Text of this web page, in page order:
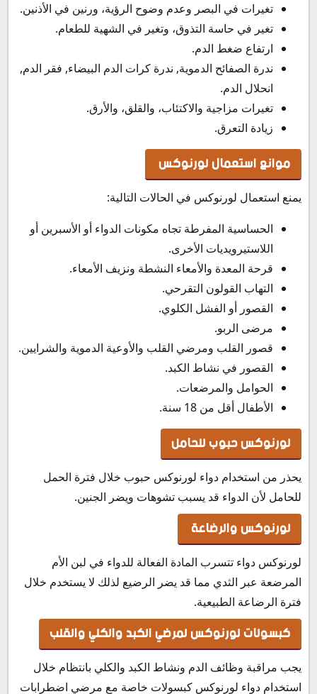
تغيرات في البصر وعدم وضوح الرؤية، ورنين في الأذنين.
تغير في حاسة التذوق، وتغير في الشهية للطعام.
ارتفاع ضغط الدم.
ندرة الصفائح الدموية, ندرة كرات الدم البيضاء, فقر الدم,
انحلال الدم.
تغيرات مزاجية والاكتئاب، والقلق، والأرق.
زيادة التعرق.
موانع استعمال لورنوكس
يمنع استعمال لورنوكس في الحالات التالية:
الحساسية المفرطة تجاه مكونات الدواء أو الأسبرين أو
اللاستيرويديات الأخرى.
قرحة المعدة والأمعاء النشطة ونزيف الأمعاء.
التهاب القولون التقرحي.
القصور أو الفشل الكلوي.
مرضى الربو.
قصور القلب ومرضي القلب والأوعية الدموية والشرايين.
القصور في نشاط الكبد.
الحوامل والمرضعات.
الأطفال أقل من 18 سنة.
لورنوكس حبوب للحامل
يحذر من استخدام دواء لورنوكس حبوب خلال فترة الحمل
للحامل لأن الدواء قد يسبب تشوهات ويضر الجنين.
لورنوكس والرضاعة
لورنوكس دواء تتسرب المادة الفعالة للدواء في لبن الأم
المرضعة عبر الثدي مما قد يضر الرضيع لذلك لا يستخدم خلال
فترة الرضاعة الطبيعية.
كبسولات لورنوكس لمرضي الكبد والكلي والقلب
يجب مراقبة وظائف الدم ونشاط الكبد والكلي بانتظام خلال
استخدام دواء لورنوكس كبسولات خاصة مع مرضي اضطرابات